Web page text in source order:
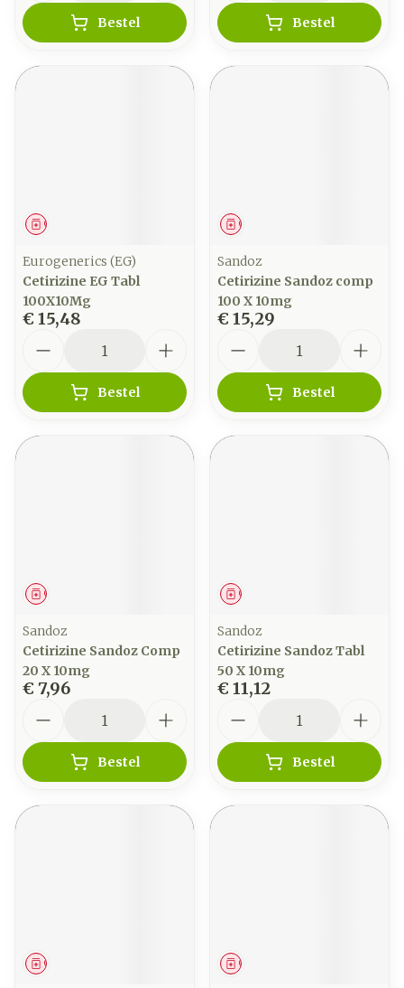
Bestel Bestel
Geneesmiddel
Eurogenerics (EG)
Cetirizine EG Tabl
100X10Mg
€ 15,48
Bestel
Geneesmiddel
Sandoz
Cetirizine Sandoz comp
100 X 10mg
€ 15,29
Bestel
Geneesmiddel
Sandoz
Cetirizine Sandoz Comp
20 X 10mg
€ 7,96
Bestel
Geneesmiddel
Sandoz
Cetirizine Sandoz Tabl
50 X 10mg
€ 11,12
Bestel
Geneesmiddel Geneesmiddel